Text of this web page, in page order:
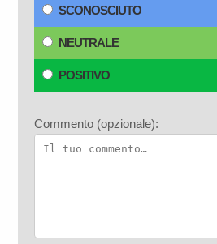
SCONOSCIUTO
NEUTRALE
POSITIVO
Commento (opzionale):